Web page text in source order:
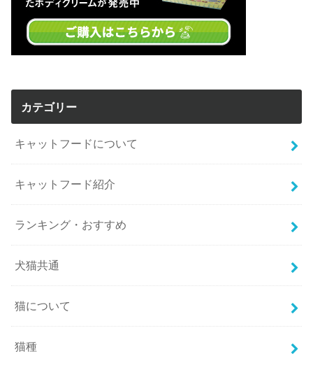
カテゴリー
キャットフードについて
キャットフード紹介
ランキング・おすすめ
犬猫共通
猫について
猫種